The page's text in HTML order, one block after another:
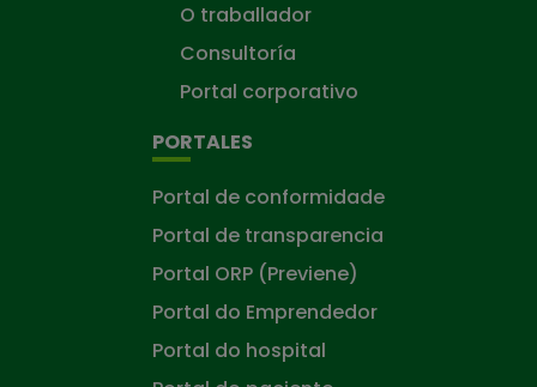
O traballador
Consultoría
Portal corporativo
PORTALES
Portal de conformidade
Portal de transparencia
Portal ORP (Previene)
Portal do Emprendedor
Portal do hospital